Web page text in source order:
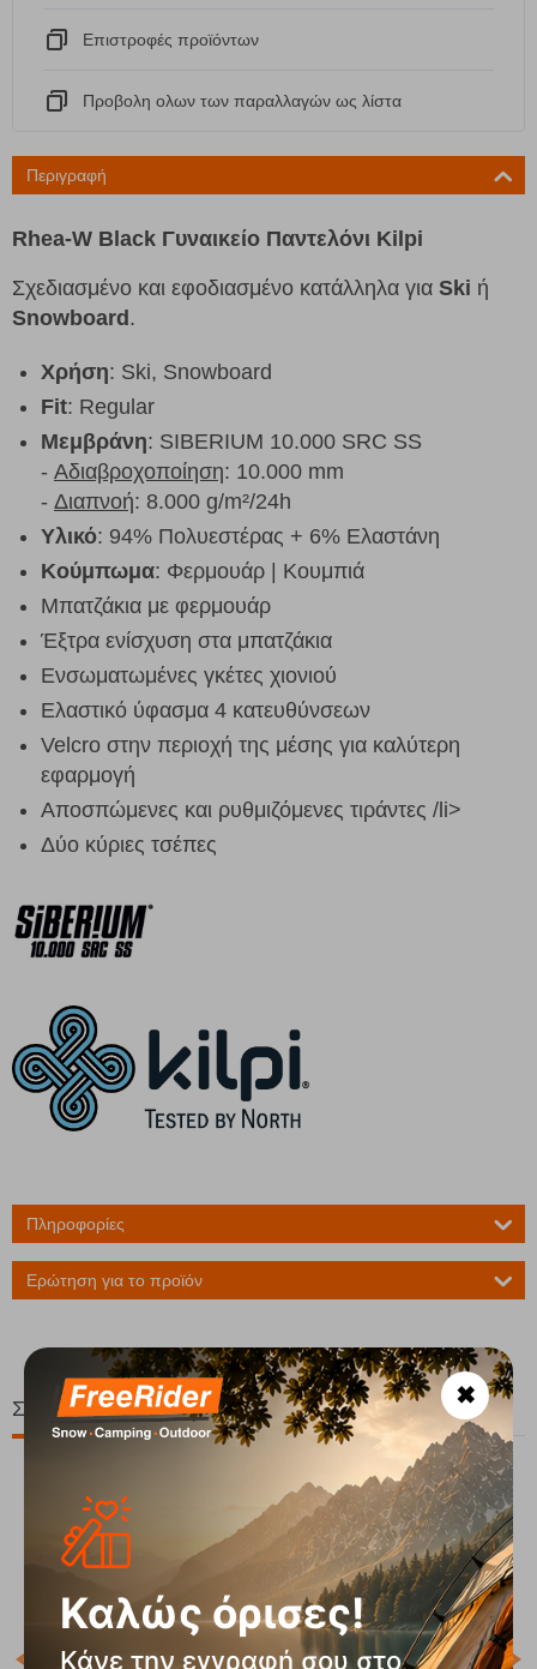
Eπιστροφές προϊόντων
Προβολη ολων των παραλλαγών ως λίστα
Περιγραφή
Rhea-W Black Γυναικείο Παντελόνι Kilpi
Σχεδιασμένο και εφοδιασμένο κατάλληλα για Ski ή
Snowboard.
Χρήση: Ski, Snowboard
Fit: Regular
Μεμβράνη: SIBERIUM 10.000 SRC SS
- Αδιαβροχοποίηση: 10.000 mm
- Διαπνοή: 8.000 g/m²/24h
Υλικό: 94% Πολυεστέρας + 6% Ελαστάνη
Κούμπωμα: Φερμουάρ | Κουμπιά
Μπατζάκια με φερμουάρ
Έξτρα ενίσχυση στα μπατζάκια
Ενσωματωμένες γκέτες χιονιού
Ελαστικό ύφασμα 4 κατευθύνσεων
Velcro στην περιοχή της μέσης για καλύτερη
εφαρμογή
Αποσπώμενες και ρυθμιζόμενες τιράντες /li>
Δύο κύριες τσέπες
Πληροφορίες
Ερώτηση για το προϊόν
Σχετικά Προϊόντα
20%
✖
Καλώς όρισες!
Κάνε την εγγραφή σου στο